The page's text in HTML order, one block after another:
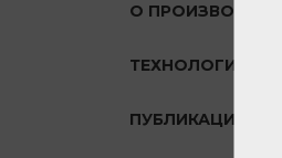
О
ТЕХНОЛОГИЯ
ПУБЛИКАЦИИ О